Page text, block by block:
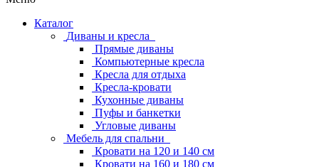
Каталог
Диваны и кресла
Прямые диваны
Компьютерные кресла
Кресла для отдыха
Кресла-кровати
Кухонные диваны
Пуфы и банкетки
Угловые диваны
Мебель для спальни
Кровати на 120 и 140 см
Кровати на 160 и 180 см